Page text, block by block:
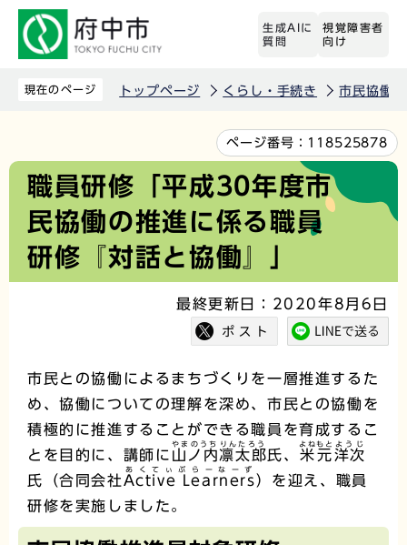
先
生成AIに
質問
視覚障害者
向け
現在のページ トップページ くらし・手続き 市民協働
文
ページ番号： 118525878
職員研修「平成30年度市
民協働の推進に係る職員
研修『対話と協働』」
最終更新日：2020年8月6日
市民との協働によるまちづくりを一層推進するた
め、協働についての理解を深め、市民との協働を
積極的に推進することができる職員を育成するこ
とを目的に、講師に 山ノ内
やまのうち
凛太郎
りんたろう
氏、 米元
よねもと
洋次
ようじ
氏（合同会社 Active Learners
あくてぃぶらーなーず
）を迎え、職員
研修を実施しました。